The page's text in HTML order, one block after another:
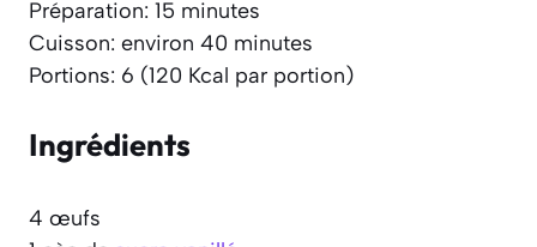
Préparation: 15 minutes
Cuisson: environ 40 minutes
Portions: 6 (120 Kcal par portion)
Ingrédients
4 œufs